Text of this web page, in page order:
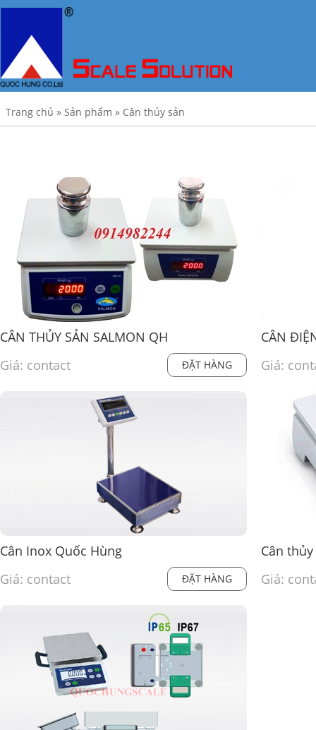
Trang chủ » Sản phẩm » Cân thủy sản
CÂN THỦY SẢN SALMON QH
Giá: contact
ĐẶT HÀNG
CÂN
Giá:
Cân Inox Quốc Hùng
Giá: contact
ĐẶT HÀNG Giá: